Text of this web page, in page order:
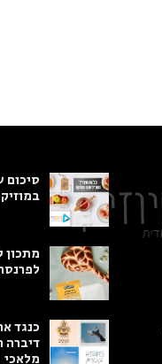
כנגד
דיברה
מלאכי